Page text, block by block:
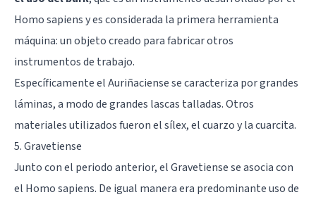
Homo sapiens y es considerada la primera herramienta
máquina: un objeto creado para fabricar otros
instrumentos de trabajo.
Específicamente el Auriñaciense se caracteriza por grandes
láminas, a modo de grandes lascas talladas. Otros
materiales utilizados fueron el sílex, el cuarzo y la cuarcita.
5. Gravetiense
Junto con el periodo anterior, el Gravetiense se asocia con
el Homo sapiens. De igual manera era predominante uso de